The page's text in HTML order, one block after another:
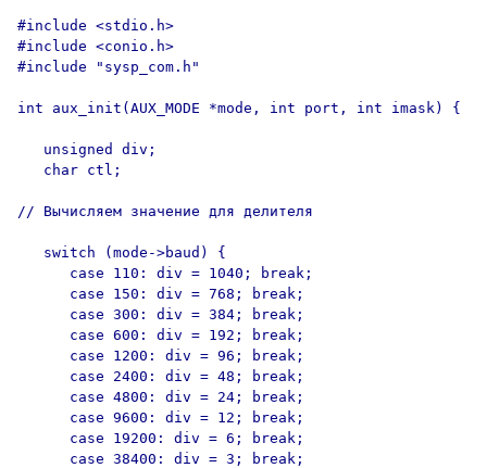
#include <stdio.h>
#include <conio.h>
#include "sysp_com.h"
int aux_init(AUX_MODE *mode, int port, int imask) {
   unsigned div;
   char ctl;
// Вычисляем значение для делителя
   switch (mode->baud) {
      case 110: div = 1040; break;
      case 150: div = 768; break;
      case 300: div = 384; break;
      case 600: div = 192; break;
      case 1200: div = 96; break;
      case 2400: div = 48; break;
      case 4800: div = 24; break;
      case 9600: div = 12; break;
      case 19200: div = 6; break;
      case 38400: div = 3; break;